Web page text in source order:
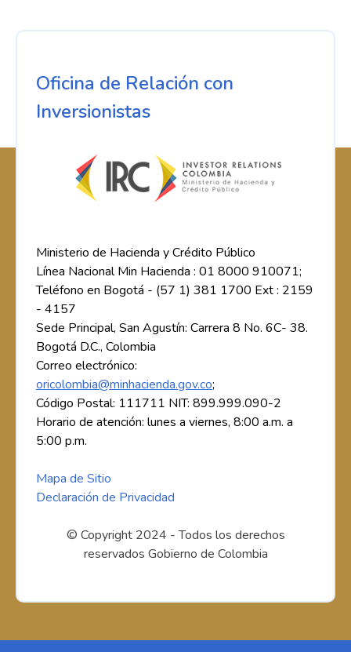
Oficina de Relación con
Inversionistas
Ministerio de Hacienda y Crédito Público
Línea Nacional Min Hacienda : 01 8000 910071;
Teléfono en Bogotá - (57 1) 381 1700 Ext : 2159
- 4157
Sede Principal, San Agustín: Carrera 8 No. 6C- 38.
Bogotá D.C., Colombia
Correo electrónico:
oricolombia@minhacienda.gov.co;
Código Postal: 111711 NIT: 899.999.090-2
Horario de atención: lunes a viernes, 8:00 a.m. a
5:00 p.m.
Mapa de Sitio
Declaración de Privacidad
© Copyright 2024 - Todos los derechos
reservados Gobierno de Colombia